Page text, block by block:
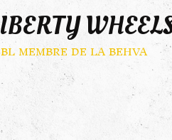
membre de la behva